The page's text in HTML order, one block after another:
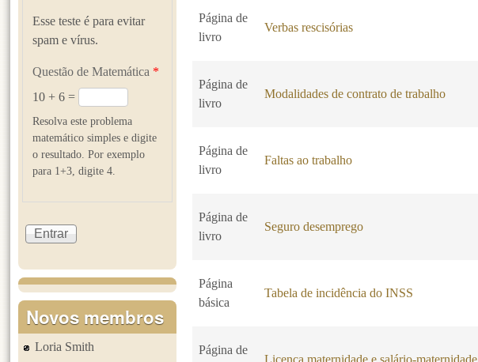
Página de
livro
Verbas rescisórias
Página de
livro
Modalidades de contrato de trabalho
Página de
livro
Faltas ao trabalho
Página de
livro
Seguro desemprego
Página
básica
Tabela de incidência do INSS
Página de
Esse teste é para evitar
spam e vírus.
Questão de Matemática *
10 + 6 =
Resolva este problema
matemático simples e digite
o resultado. Por exemplo
para 1+3, digite 4.
Novos membros
Loria Smith